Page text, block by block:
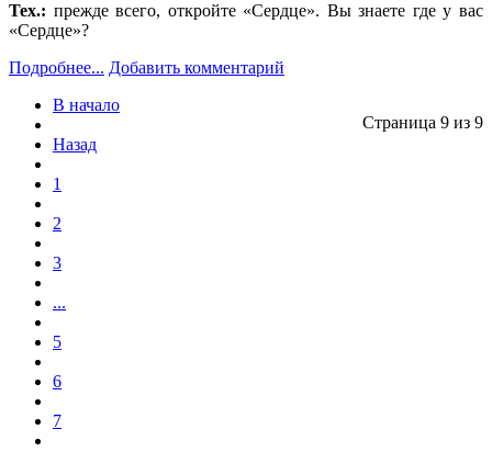
Тех.: прежде всего, откройте «Сердце». Вы знаете где у вас
«Сердце»?
Подробнее... Добавить комментарий
Страница 9 из 9
В начало
Назад
1
2
3
...
5
6
7